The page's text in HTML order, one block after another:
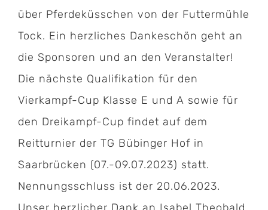
über Pferdeküsschen von der Futtermühle
Tock. Ein herzliches Dankeschön geht an
die Sponsoren und an den Veranstalter!
Die nächste Qualifikation für den
Vierkampf-Cup Klasse E und A sowie für
den Dreikampf-Cup findet auf dem
Reitturnier der TG Bübinger Hof in
Saarbrücken (07.-09.07.2023) statt.
Nennungsschluss ist der 20.06.2023.
Kontakt: